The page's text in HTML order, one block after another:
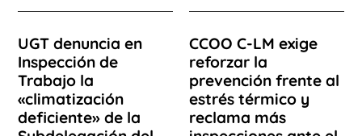
UGT denuncia en
Inspección de
Trabajo la
«climatización
deficiente» de la
CCOO C-LM exige
reforzar la
prevención frente al
estrés térmico y
reclama más